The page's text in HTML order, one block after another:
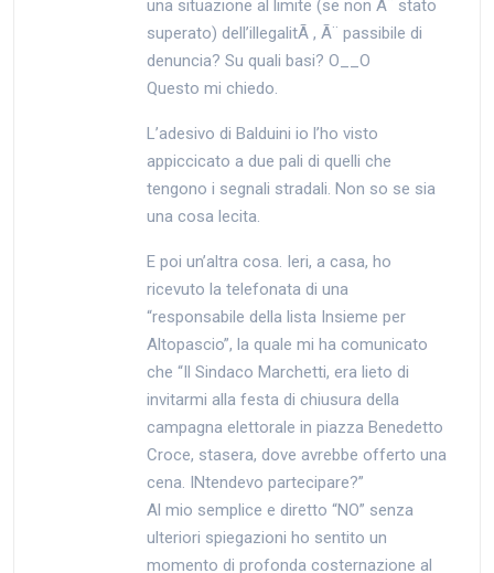
una situazione al limite (se non Ã¨ stato
superato) dell’illegalitÃ , Ã¨ passibile di
denuncia? Su quali basi? O__O
Questo mi chiedo.
L’adesivo di Balduini io l’ho visto
appiccicato a due pali di quelli che
tengono i segnali stradali. Non so se sia
una cosa lecita.
E poi un’altra cosa. Ieri, a casa, ho
ricevuto la telefonata di una
“responsabile della lista Insieme per
Altopascio”, la quale mi ha comunicato
che “Il Sindaco Marchetti, era lieto di
invitarmi alla festa di chiusura della
campagna elettorale in piazza Benedetto
Croce, stasera, dove avrebbe offerto una
cena. INtendevo partecipare?”
Al mio semplice e diretto “NO” senza
ulteriori spiegazioni ho sentito un
momento di profonda costernazione al